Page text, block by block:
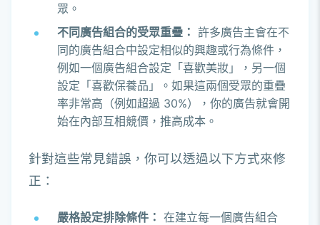
眾。
不同廣告組合的受眾重疊： 許多廣告主會在不
同的廣告組合中設定相似的興趣或行為條件，
例如一個廣告組合設定「喜歡美妝」，另一個
設定「喜歡保養品」。如果這兩個受眾的重疊
率非常高（例如超過 30%），你的廣告就會開
始在內部互相競價，推高成本。
針對這些常見錯誤，你可以透過以下方式來修
正：
嚴格設定排除條件： 在建立每一個廣告組合